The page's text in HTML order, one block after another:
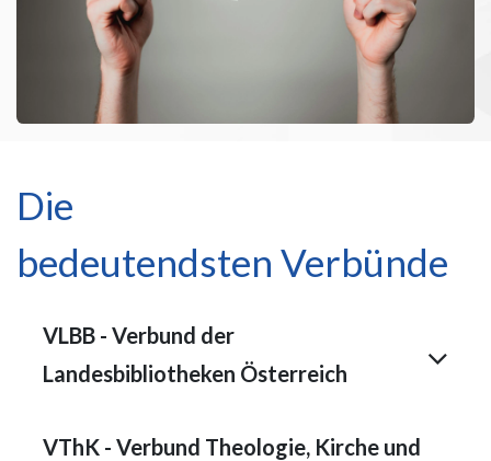
Die
bedeutendsten Verbünde
VLBB - Verbund der
Landesbibliotheken Österreich
VThK - Verbund Theologie, Kirche und